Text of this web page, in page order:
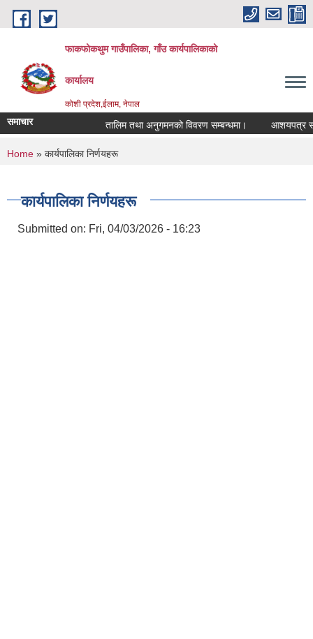
Skip to main content
फाकफोकथुम गाउँपालिका, गाँउ कार्यपालिकाको
कार्यालय
कोशी प्रदेश,ईलाम, नेपाल
समाचार तालिम तथा अनुगमनको विवरण सम्बन्धमा। आशयपत्र
You are here
Home » कार्यपालिका निर्णयहरू
कार्यपालिका निर्णयहरू
Submitted on: Fri, 04/03/2026 - 16:23